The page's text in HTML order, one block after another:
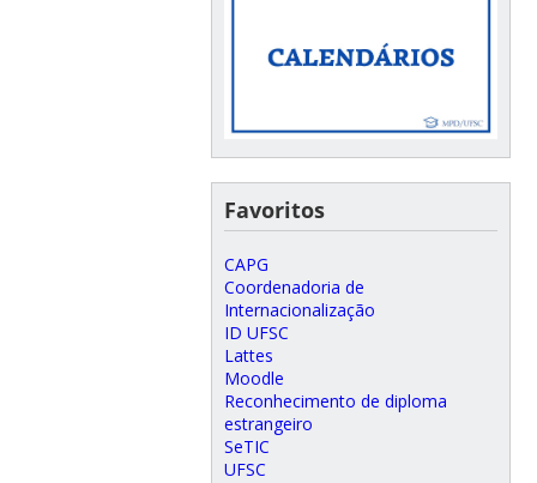
Favoritos
CAPG
Coordenadoria de
Internacionalização
ID UFSC
Lattes
Moodle
Reconhecimento de diploma
estrangeiro
SeTIC
UFSC